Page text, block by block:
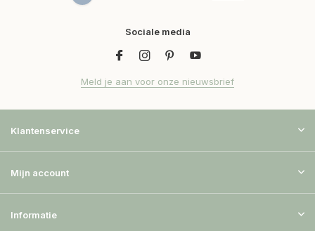
Sociale media
Meld je aan voor onze nieuwsbrief
Klantenservice
Mijn account
Informatie